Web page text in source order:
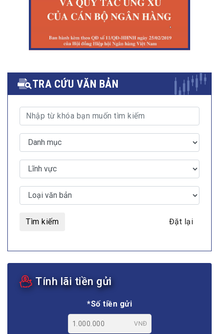
TRA CỨU VĂN BẢN
Tìm kiếm Đặt lại
Tính lãi tiền gửi
*Số tiền gửi
VNĐ